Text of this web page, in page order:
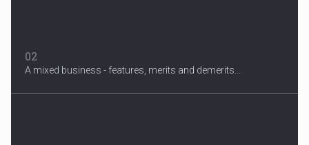
02
A mixed business - features, merits and demerits...